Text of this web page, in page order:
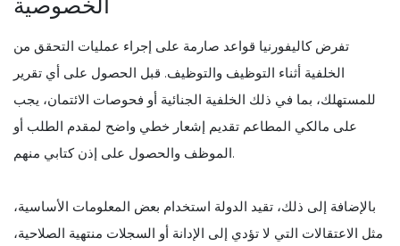
تفرض كاليفورنيا قواعد صارمة على إجراء عمليات التحقق من
الخلفية أثناء التوظيف والتوظيف. قبل الحصول على أي تقرير
للمستهلك، بما في ذلك الخلفية الجنائية أو فحوصات الائتمان، يجب
على مالكي المطاعم تقديم إشعار خطي واضح لمقدم الطلب أو
الموظف والحصول على إذن كتابي منهم.
بالإضافة إلى ذلك، تقيد الدولة استخدام بعض المعلومات الأساسية،
مثل الاعتقالات التي لا تؤدي إلى الإدانة أو السجلات منتهية الصلاحية،